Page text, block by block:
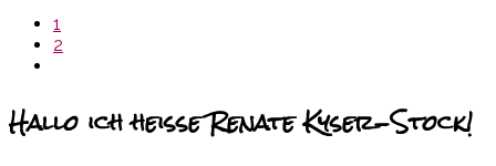
1
2
Hallo ich heiße Renate Kyser-Stock!